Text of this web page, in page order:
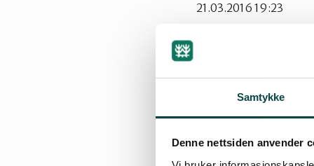
Samtykke
Denne nettsiden anvender
21.03.2016 19:23
Skjærtorsdag vil
noen tvil om selv
tidligere skrevet